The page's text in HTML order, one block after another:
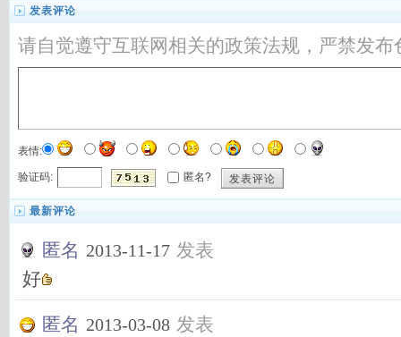
发表评论
请自觉遵守互联网相关的政策法规，严禁发
表情:
验证码: 匿名? 发表评论
最新评论
匿名 2013-11-17 发表
好
匿名 2013-03-08 发表